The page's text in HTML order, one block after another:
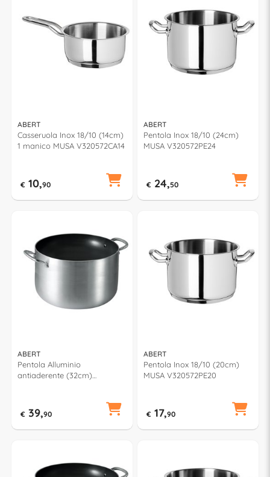
ABERT
Casseruola Inox 18/10 (14cm)
1 manico MUSA V320572CA14
€ 10,90
ABERT
Pentola Inox 18/10 (24cm)
MUSA V320572PE24
€ 24,50
ABERT
Pentola Alluminio
antiaderente (32cm)
€ 39,90
ABERT
Pentola Inox 18/10 (20cm)
MUSA V320572PE20
€ 17,90